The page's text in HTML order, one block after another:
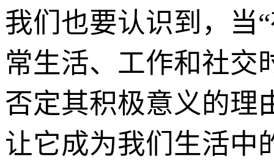
我们也要认识到，当
常生活、工作和社交
否定其积极意义的理
让它成为我们生活中